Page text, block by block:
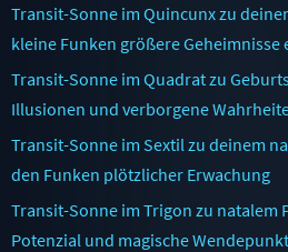
Transit-Sonne im Quincunx zu
kleine Funken größere Geheimnisse
Transit-Sonne im Quadrat zu
Illusionen und verborgene
Transit-Sonne im Sextil zu deinem
den Funken plötzlicher Erwachung
Transit-Sonne im Trigon zu natalem
Potenzial und magische